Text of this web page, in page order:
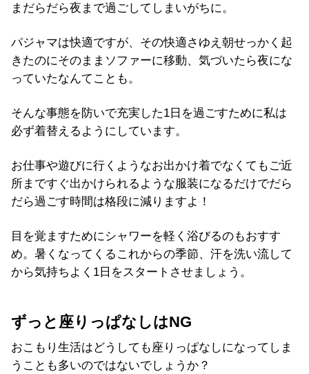
まだらだら夜まで過ごしてしまいがちに。
パジャマは快適ですが、その快適さゆえ朝せっかく起
きたのにそのままソファーに移動、気づいたら夜にな
っていたなんてことも。
そんな事態を防いで充実した1日を過ごすために私は
必ず着替えるようにしています。
お仕事や遊びに行くようなお出かけ着でなくてもご近
所まですぐ出かけられるような服装になるだけでだら
だら過ごす時間は格段に減りますよ！
目を覚ますためにシャワーを軽く浴びるのもおすす
め。暑くなってくるこれからの季節、汗を洗い流して
から気持ちよく1日をスタートさせましょう。
ずっと座りっぱなしはNG
おこもり生活はどうしても座りっぱなしになってしま
うことも多いのではないでしょうか？